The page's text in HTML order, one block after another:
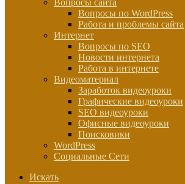
Вопросы сайта
Вопросы по WordPress
Работа и проблемы сайта
Интернет
Вопросы по SEO
Новости интернета
Работа в интернете
Видеоматериал
Заработок видеоуроки
Графические видеоуроки
SEO видеоуроки
Офисные видеоуроки
Поисковики
WordPress
Социальные Сети
Искать